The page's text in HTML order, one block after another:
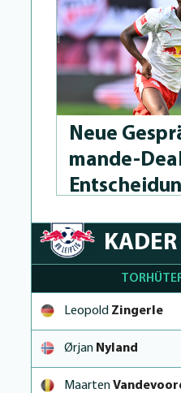
Neue
man­de-
Leopold Zingerle
Ørjan Nyland
Maarten